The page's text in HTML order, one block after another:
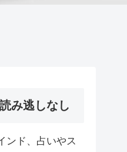
み逃しなし
ンド、占いやス